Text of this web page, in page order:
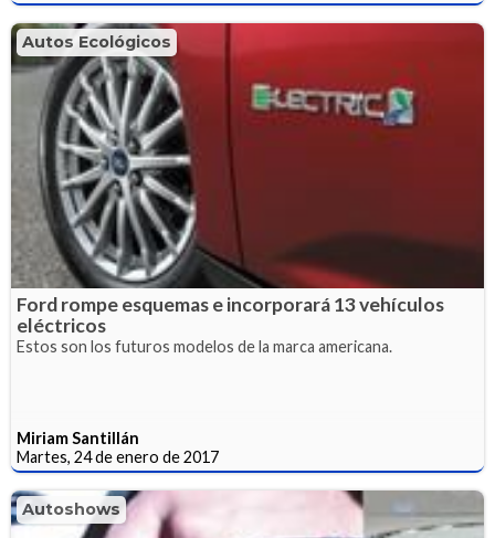
Autos Ecológicos
Ford rompe esquemas e incorporará 13 vehículos
eléctricos
Estos son los futuros modelos de la marca americana.
Miriam Santillán
Martes, 24 de enero de 2017
Autoshows